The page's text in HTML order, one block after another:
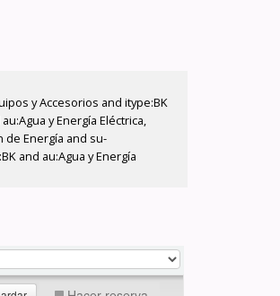
y Accesorios and itype:BK
y Energía Eléctrica,
de Energía and su-
and au:Agua y Energía